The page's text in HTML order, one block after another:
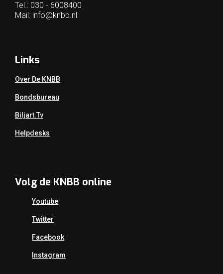
Tel.: 030 - 6008400
Mail: info@knbb.nl
Links
Over De KNBB
Bondsbureau
Biljart.tv
Helpdesks
Volg de KNBB online
Youtube
Twitter
Facebook
Instagram